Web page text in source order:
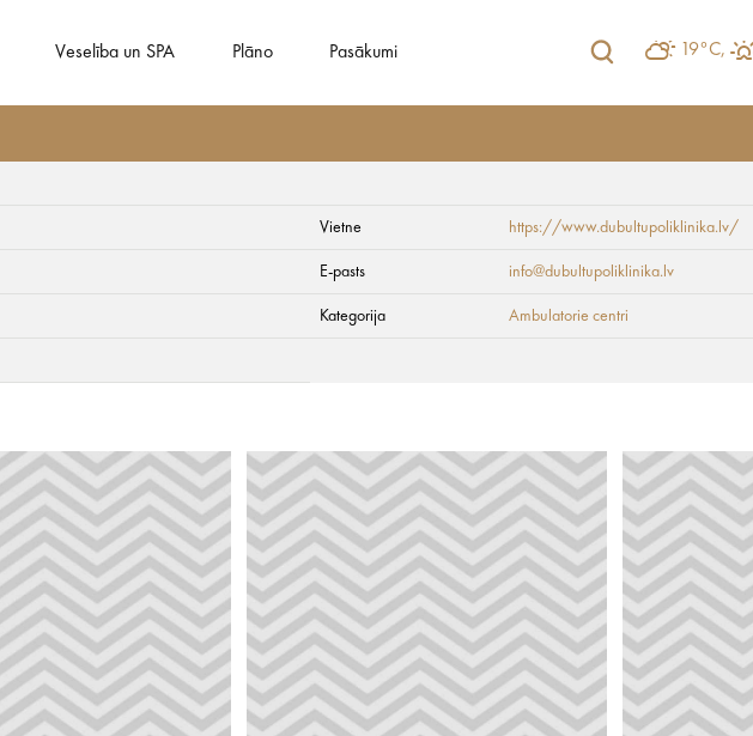
Veselība un SPA Plāno Pasākumi 19°C,
Vietne https://www.dubultupoliklinika.lv/
E-pasts info@dubultupoliklinika.lv
Kategorija Ambulatorie centri